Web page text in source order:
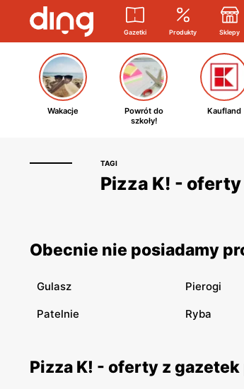
Gazetki Produkty Sklepy
Wakacje
Powrót do
szkoły!
Kaufland
TAGI
Pizza K! -
Obecnie nie posiadamy
Gulasz Pierogi
Patelnie Ryba
Pizza K! - oferty z